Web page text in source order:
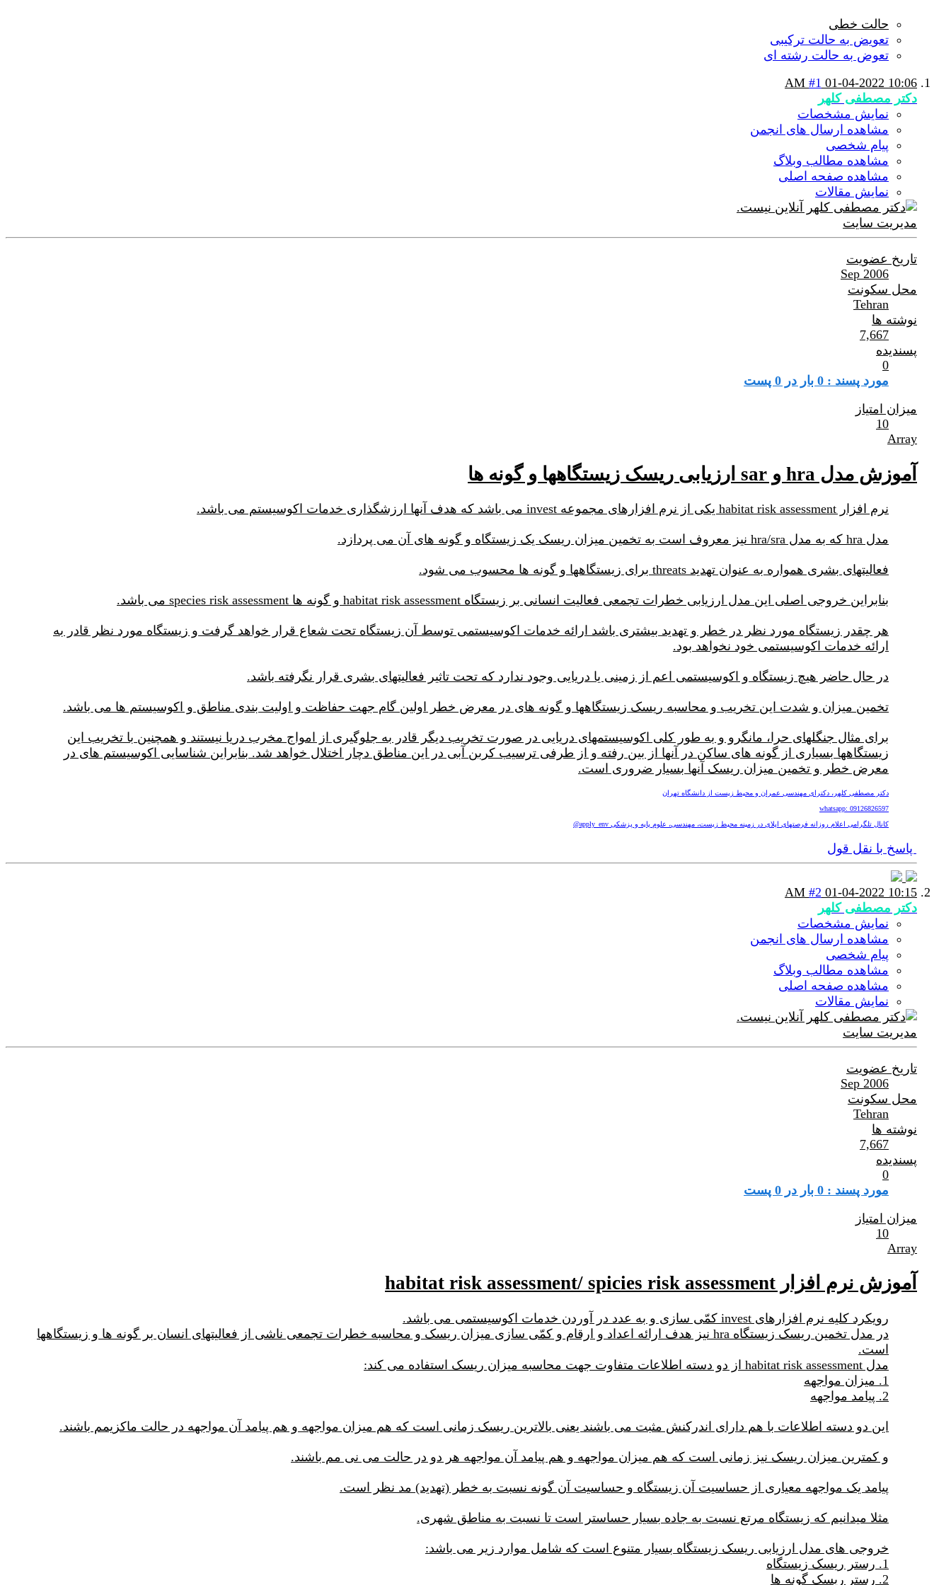
حالت خطی
تعویض به حالت ترکیبی
تعوض به حالت رشته ای
01-04-2022 10:06 AM
#1
دکتر مصطفی کلهر
نمایش مشخصات
مشاهده ارسال های انجمن
پیام شخصی
مشاهده مطالب وبلاگ
مشاهده صفحه اصلی
نمایش مقالات
مدیریت سایت
تاریخ عضویت
Sep 2006
محل سکونت
Tehran
نوشته ها
7,667
پسندیده
0
مورد پسند : 0 بار در 0 پست
میزان امتیاز
10
Array
آموزش مدل hra و sar ارزیابی ریسک زیستگاهها و گونه ها
نرم افزار habitat risk assessment یکی از نرم افزارهای مجموعه invest می باشد که هدف آنها ارزشگذاری خدمات اکوسیستم می باشد.
مدل hra که به مدل hra/sra نیز معروف است به تخمین میزان ریسک یک زیستگاه و گونه های آن می پردازد.
فعالیتهای بشری همواره به عنوان تهدید threats برای زیستگاهها و گونه ها محسوب می شود.
بنابراین خروجی اصلی این مدل ارزیابی خطرات تجمعی فعالیت انسانی بر زیستگاه habitat risk assessment و گونه ها species risk assessment می باشد.
هر چقدر زیستگاه مورد نظر در خطر و تهدید بیشتری باشد ارائه خدمات اکوسیستمی توسط آن زیستگاه تحت شعاع قرار خواهد گرفت و زیستگاه مورد نظر قادر به
ارائه خدمات اکوسیستمی خود نخواهد بود.
در حال حاضر هیچ زیستگاه و اکوسیستمی اعم از زمینی یا دریایی وجود ندارد که تحت تاثیر فعالیتهای بشری قرار نگرفته باشد.
تخمین میزان و شدت این تخریب و محاسبه ریسک زیستگاهها و گونه های در معرض خطر اولین گام جهت حفاظت و اولیت بندی مناطق و اکوسیستم ها می باشد.
برای مثال جنگلهای حرا، مانگرو و به طور کلی اکوسیستمهای دریایی در صورت تخریب دیگر قادر به جلوگیری از امواج مخرب دریا نیستند و همچنین با تخریب این
زیستگاهها بسیاری از گونه های ساکن در آنها از بین رفته و از طرفی ترسیب کربن آبی در این مناطق دچار اختلال خواهد شد. بنابراین شناسایی اکوسیستم های در
معرض خطر و تخمین میزان ریسک آنها بسیار ضروری است.
دکتر مصطفی کلهر، دکترای مهندسی عمران و محیط زیست از دانشگاه تهران
whatsapp: 09126826597
کانال تلگرامی اعلام روزانه فرصتهای اپلای در زمینه محیط زیست، مهندسی، علوم پایه و پزشکی apply_env@
پاسخ با نقل قول
01-04-2022 10:15 AM
#2
دکتر مصطفی کلهر
نمایش مشخصات
مشاهده ارسال های انجمن
پیام شخصی
مشاهده مطالب وبلاگ
مشاهده صفحه اصلی
نمایش مقالات
مدیریت سایت
تاریخ عضویت
Sep 2006
محل سکونت
Tehran
نوشته ها
7,667
پسندیده
0
مورد پسند : 0 بار در 0 پست
میزان امتیاز
10
Array
آموزش نرم افزار habitat risk assessment/ spicies risk assessment
رویکرد کلیه نرم افزارهای invest کمّی سازی و به عدد در آوردن خدمات اکوسیستمی می باشد.
در مدل تخمین ریسک زیستگاه hra نیز هدف ارائه اعداد و ارقام و کمّی سازی میزان ریسک و محاسبه خطرات تجمعی ناشی از فعالیتهای انسان بر گونه ها و زیستگاهها
است.
مدل habitat risk assessment از دو دسته اطلاعات متفاوت جهت محاسبه میزان ریسک استفاده می کند:
1. میزان مواجهه
2. پیامد مواجهه
این دو دسته اطلاعات با هم دارای اندرکنش مثبت می باشند یعنی بالاترین ریسک زمانی است که هم میزان مواجهه و هم پیامد آن مواجهه در حالت ماکزیمم باشند.
و کمترین میزان ریسک نیز زمانی است که هم میزان مواجهه و هم پیامد آن مواجهه هر دو در حالت می نی مم باشند.
پیامد یک مواجهه معیاری از حساسیت آن زیستگاه و حساسیت آن گونه نسبت به خطر (تهدید) مد نظر است.
مثلا میدانیم که زیستگاه مرتع نسبت به جاده بسیار حساستر است تا نسبت به مناطق شهری.
خروجی های مدل ارزیابی ریسک زیستگاه بسیار متنوع است که شامل موارد زیر می باشد:
1. رستر ریسک زیستگاه
2. رستر ریسک گونه ها